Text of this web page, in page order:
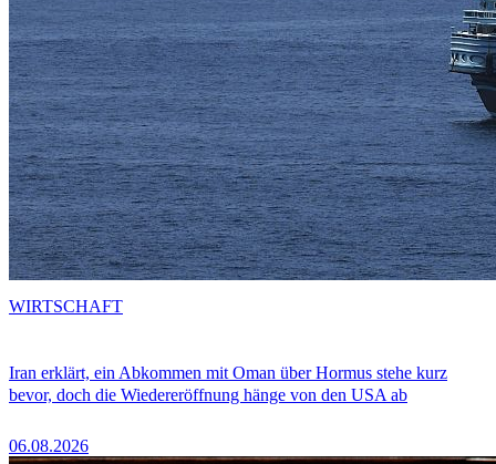
Iran erklärt, ein Abkommen mit Oman über Hormus stehe kurz
bevor, doch die Wiedereröffnung hänge von den USA ab
06.08.2026
WIRTSCHAFT